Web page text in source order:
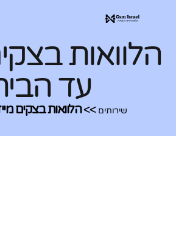
הלוואות
עד
שירותים >>הלוואות בצקים